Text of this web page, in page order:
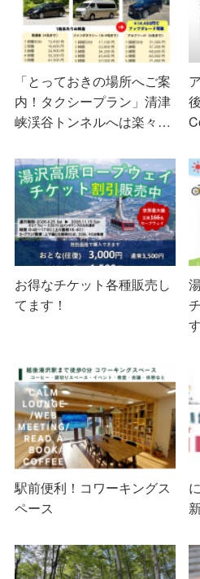
「とっておきの場所へご案
内！タクシープラン」清津
峡渓谷トンネルへは楽々…
お得なチケット各種販売し
てます！
駅前便利！コワーキングス
ペース